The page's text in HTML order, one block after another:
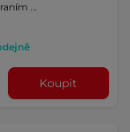
…
Koupit